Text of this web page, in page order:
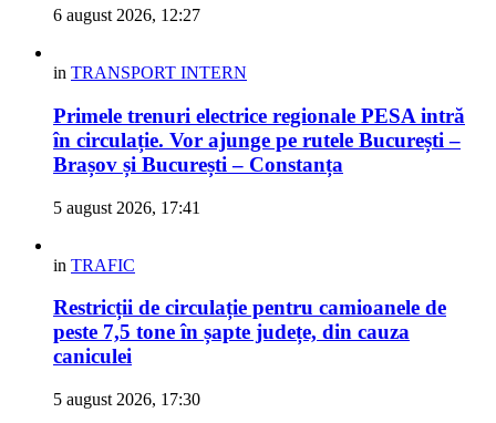
6 august 2026, 12:27
in TRANSPORT INTERN
Primele trenuri electrice regionale PESA intră
în circulație. Vor ajunge pe rutele București –
Brașov și București – Constanța
5 august 2026, 17:41
in TRAFIC
Restricții de circulație pentru camioanele de
peste 7,5 tone în șapte județe, din cauza
caniculei
5 august 2026, 17:30